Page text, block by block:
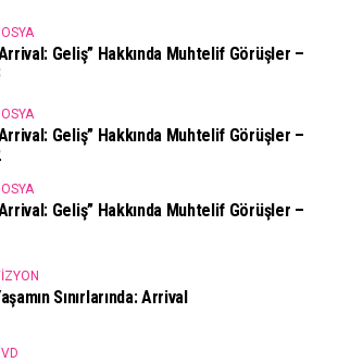
Geliş” Hakkında Muhtelif Görüşler –
Geliş” Hakkında Muhtelif Görüşler –
Geliş” Hakkında Muhtelif Görüşler –
Sınırlarında: Arrival